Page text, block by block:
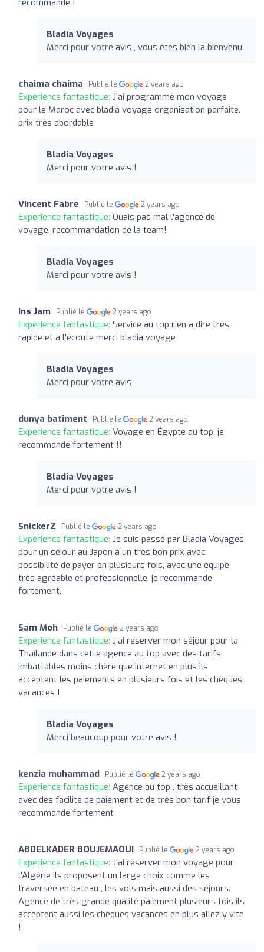
Bladia Voyages
Merci pour votre avis , vous êtes bien la bienvenu
chaima chaima Publié le 2 years ago
Expérience fantastique: J’ai programmé mon voyage
pour le Maroc avec bladia voyage organisation parfaite,
prix très abordable
Bladia Voyages
Merci pour votre avis !
Vincent Fabre Publié le 2 years ago
Expérience fantastique: Ouais pas mal l'agence de
voyage, recommandation de la team!
Bladia Voyages
Merci pour votre avis !
Ins Jam Publié le 2 years ago
Expérience fantastique: Service au top rien a dire très
rapide et a l'écoute merci bladia voyage
Bladia Voyages
Merci pour votre avis
dunya batiment Publié le 2 years ago
Expérience fantastique: Voyage en Égypte au top, je
recommande fortement !!
Bladia Voyages
Merci pour votre avis !
SnickerZ Publié le 2 years ago
Expérience fantastique: Je suis passé par Bladia Voyages
pour un séjour au Japon à un très bon prix avec
possibilité de payer en plusieurs fois, avec une équipe
très agréable et professionnelle, je recommande
fortement.
Sam Moh Publié le 2 years ago
Expérience fantastique: J’ai réserver mon séjour pour la
Thaïlande dans cette agence au top avec des tarifs
imbattables moins chère que internet en plus ils
acceptent les paiements en plusieurs fois et les chèques
vacances !
Bladia Voyages
Merci beaucoup pour votre avis !
kenzia muhammad Publié le 2 years ago
Expérience fantastique: Agence au top , très accueillant
avec des facilité de paiement et de très bon tarif je vous
recommande fortement
ABDELKADER BOUJEMAOUI Publié le 2 years ago
Expérience fantastique: J'ai réserver mon voyage pour
l'Algérie ils proposent un large choix comme les
traversée en bateau , les vols mais aussi des séjours.
Agence de très grande qualité paiement plusieurs fois ils
acceptent aussi les chèques vacances en plus allez y vite
!